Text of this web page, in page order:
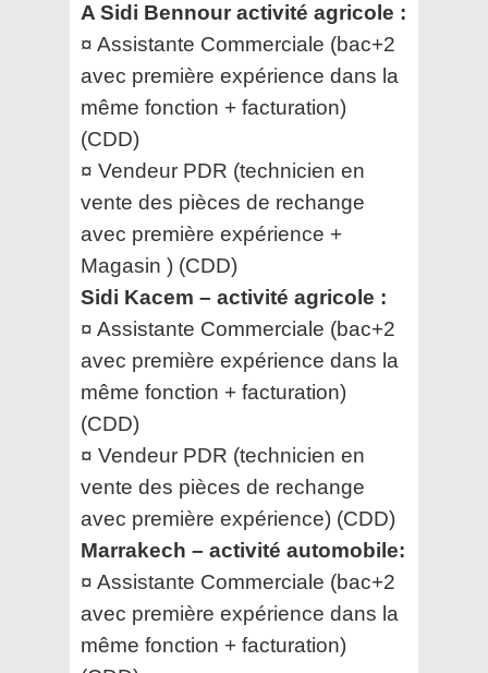
A Sidi Bennour activité agricole :
¤ Assistante Commerciale (bac+2
avec première expérience dans la
même fonction + facturation)
(CDD)
¤ Vendeur PDR (technicien en
vente des pièces de rechange
avec première expérience +
Magasin ) (CDD)
Sidi Kacem – activité agricole :
¤ Assistante Commerciale (bac+2
avec première expérience dans la
même fonction + facturation)
(CDD)
¤ Vendeur PDR (technicien en
vente des pièces de rechange
avec première expérience) (CDD)
Marrakech – activité automobile:
¤ Assistante Commerciale (bac+2
avec première expérience dans la
même fonction + facturation)